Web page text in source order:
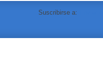
Suscribirse a: